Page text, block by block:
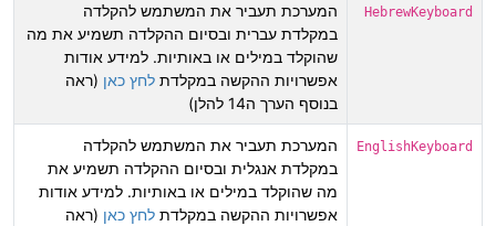
HebrewKeyboard
המערכת תעביר את המשתמש להקלדה
במקלדת עברית ובסיום ההקלדה תשמיע את מה
שהוקלד במילים או באותיות. למידע אודות
אפשרויות ההקשה במקלדת לחץ כאן (ראה
בנוסף הערך ה14 להלן)
EnglishKeyboard
המערכת תעביר את המשתמש להקלדה
במקלדת אנגלית ובסיום ההקלדה תשמיע את
מה שהוקלד במילים או באותיות. למידע אודות
אפשרויות ההקשה במקלדת לחץ כאן (ראה